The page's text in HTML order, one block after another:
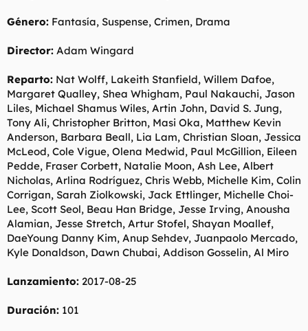
Género: Fantasía, Suspense, Crimen, Drama
Director: Adam Wingard
Reparto: Nat Wolff, Lakeith Stanfield, Willem Dafoe,
Margaret Qualley, Shea Whigham, Paul Nakauchi, Jason
Liles, Michael Shamus Wiles, Artin John, David S. Jung,
Tony Ali, Christopher Britton, Masi Oka, Matthew Kevin
Anderson, Barbara Beall, Lia Lam, Christian Sloan, Jessica
McLeod, Cole Vigue, Olena Medwid, Paul McGillion, Eileen
Pedde, Fraser Corbett, Natalie Moon, Ash Lee, Albert
Nicholas, Arlina Rodríguez, Chris Webb, Michelle Kim, Colin
Corrigan, Sarah Ziolkowski, Jack Ettlinger, Michelle Choi-
Lee, Scott Seol, Beau Han Bridge, Jesse Irving, Anousha
Alamian, Jesse Stretch, Artur Stofel, Shayan Moallef,
DaeYoung Danny Kim, Anup Sehdev, Juanpaolo Mercado,
Kyle Donaldson, Dawn Chubai, Addison Gosselin, Al Miro
Lanzamiento: 2017-08-25
Duración: 101